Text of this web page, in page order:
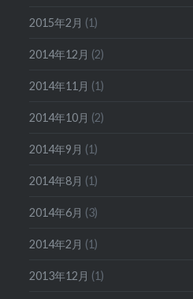
2015年2月 (1)
2014年12月 (2)
2014年11月 (1)
2014年10月 (2)
2014年9月 (1)
2014年8月 (1)
2014年6月 (3)
2014年2月 (1)
2013年12月 (1)